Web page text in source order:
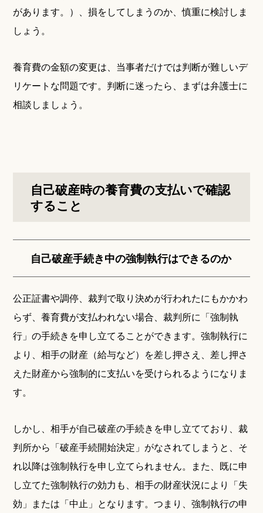
があります。）、損をしてしまうのか、慎重に検討しま
しょう。
養育費の金額の変更は、当事者だけでは判断が難しいデ
リケートな問題です。判断に迷ったら、まずは弁護士に
相談しましょう。
自己破産時の養育費の支払いで確認
すること
自己破産手続き中の強制執行はできるのか
公正証書や調停、裁判で取り決めが行われたにもかかわ
らず、養育費が支払われない場合、裁判所に「強制執
行」の手続きを申し立てることができます。強制執行に
より、相手の財産（給与など）を差し押さえ、差し押さ
えた財産から強制的に支払いを受けられるようになりま
す。
しかし、相手が自己破産の手続きを申し立てており、裁
判所から「破産手続開始決定」がなされてしまうと、そ
れ以降は強制執行を申し立てられません。また、既に申
し立てた強制執行の効力も、相手の財産状況により「失
効」または「中止」となります。つまり、強制執行の申